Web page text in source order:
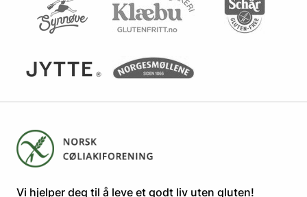
​​​​Vi hjelper deg til å leve et godt liv uten gluten! ​